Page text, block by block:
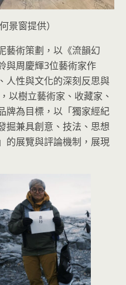
景窗提供）
藝術策劃，以《流韻幻
與周慶輝3位藝術家作
人性與文化的深刻反思與
以樹立藝術家、收藏家、
牌為目標，以「獨家經紀
掘兼具創意、技法、思想
的展覽與評論機制，展現